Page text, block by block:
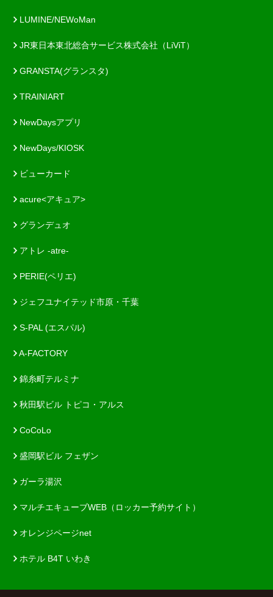
LUMINE/NEWoMan
JR東日本東北総合サービス株式会社（LiViT）
GRANSTA(グランスタ)
TRAINIART
NewDaysアプリ
NewDays/KIOSK
ビューカード
acure<アキュア>
グランデュオ
アトレ -atre-
PERIE(ペリエ)
ジェフユナイテッド市原・千葉
S-PAL (エスパル)
A-FACTORY
錦糸町テルミナ
秋田駅ビル トピコ・アルス
CoCoLo
盛岡駅ビル フェザン
ガーラ湯沢
マルチエキューブWEB（ロッカー予約サイト）
オレンジページnet
ホテル B4T いわき